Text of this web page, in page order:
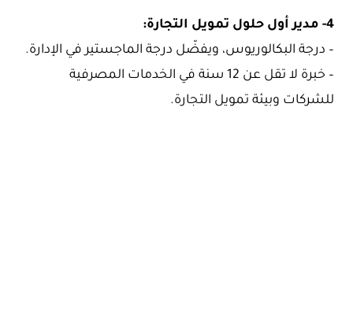
4- مدير أول حلول تمويل التجارة:
– درجة البكالوريوس، ويفضّل درجة الماجستير في الإدارة.
– خبرة لا تقل عن 12 سنة في الخدمات المصرفية
للشركات وبيئة تمويل التجارة.